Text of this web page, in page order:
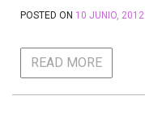
POSTED ON 10 JUNIO, 2012
READ MORE